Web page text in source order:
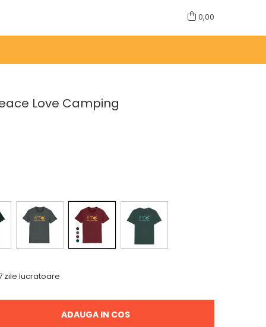
0,00
Love Camping
zile lucratoare
ADAUGA IN COS